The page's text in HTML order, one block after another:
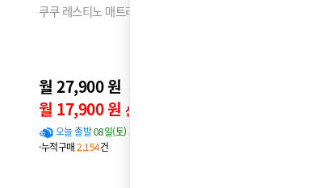
쿠쿠 레스티노 매트리스 LK
월 27,900 원 32,900원
월 17,900 원 신용카드 할인가
오늘 출발08일(토) 도착 확률
·누적구매2,154건